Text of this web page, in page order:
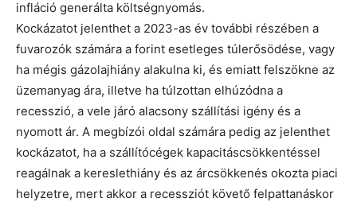
infláció generálta költségnyomás.
Kockázatot jelenthet a 2023-as év további részében a
fuvarozók számára a forint esetleges túlerősödése, vagy
ha mégis gázolajhiány alakulna ki, és emiatt felszökne az
üzemanyag ára, illetve ha túlzottan elhúzódna a
recesszió, a vele járó alacsony szállítási igény és a
nyomott ár. A megbízói oldal számára pedig az jelenthet
kockázatot, ha a szállítócégek kapacitáscsökkentéssel
reagálnak a kereslethiány és az árcsökkenés okozta piaci
helyzetre, mert akkor a recessziót követő felpattanáskor